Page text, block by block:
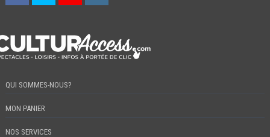
QUI SOMMES-NOUS?
MON PANIER
NOS SERVICES